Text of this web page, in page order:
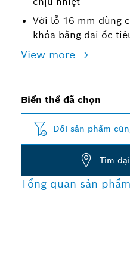
Với lỗ 16 mm dùng
khóa bằng đai ốc
View more
Biến thể đã chọn
Đổi sản phẩm
Tìm
Tổng quan sản